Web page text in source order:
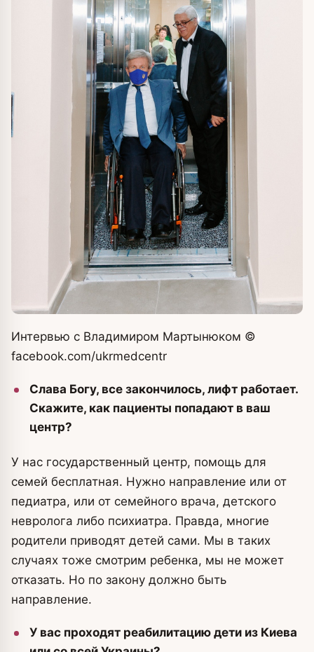
Интервью с Владимиром Мартынюком ©
facebook.com/ukrmedcentr
Слава Богу, все закончилось, лифт работает.
Скажите, как пациенты попадают в ваш
центр?
У нас государственный центр, помощь для
семей бесплатная. Нужно направление или от
педиатра, или от семейного врача, детского
невролога либо психиатра. Правда, многие
родители приводят детей сами. Мы в таких
случаях тоже смотрим ребенка, мы не может
отказать. Но по закону должно быть
направление.
У вас проходят реабилитацию дети из Киева